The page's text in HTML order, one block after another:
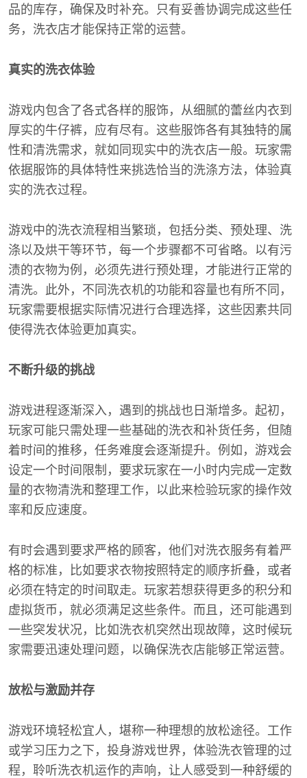
品的库存，确保及时补充。只有妥善协调完成这些任
务，洗衣店才能保持正常的运营。
真实的洗衣体验
游戏内包含了各式各样的服饰，从细腻的蕾丝内衣到
厚实的牛仔裤，应有尽有。这些服饰各有其独特的属
性和清洗需求，就如同现实中的洗衣店一般。玩家需
依据服饰的具体特性来挑选恰当的洗涤方法，体验真
实的洗衣过程。
游戏中的洗衣流程相当繁琐，包括分类、预处理、洗
涤以及烘干等环节，每一个步骤都不可省略。以有污
渍的衣物为例，必须先进行预处理，才能进行正常的
清洗。此外，不同洗衣机的功能和容量也有所不同，
玩家需要根据实际情况进行合理选择，这些因素共同
使得洗衣体验更加真实。
不断升级的挑战
游戏进程逐渐深入，遇到的挑战也日渐增多。起初，
玩家可能只需处理一些基础的洗衣和补货任务，但随
着时间的推移，任务难度会逐渐提升。例如，游戏会
设定一个时间限制，要求玩家在一小时内完成一定数
量的衣物清洗和整理工作，以此来检验玩家的操作效
率和反应速度。
有时会遇到要求严格的顾客，他们对洗衣服务有着严
格的标准，比如要求衣物按照特定的顺序折叠，或者
必须在特定的时间取走。玩家若想获得更多的积分和
虚拟货币，就必须满足这些条件。而且，还可能遇到
一些突发状况，比如洗衣机突然出现故障，这时候玩
家需要迅速处理问题，以确保洗衣店能够正常运营。
放松与激励并存
游戏环境轻松宜人，堪称一种理想的放松途径。工作
或学习压力之下，投身游戏世界，体验洗衣管理的过
程，聆听洗衣机运作的声响，让人感受到一种舒缓的